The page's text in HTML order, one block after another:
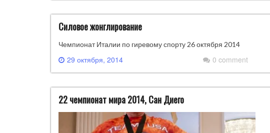
Силовое жонглирование
Чемпионат Италии ​​по гиревому спорту 26 октября 2014
29 октября, 2014 0 comment
22 чемпионат мира 2014, Сан Диего